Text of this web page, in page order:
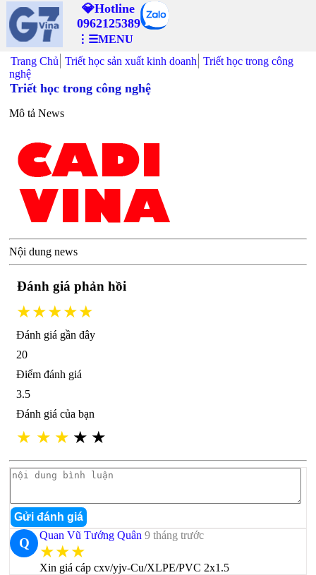
💎Hotline
0962125389
⋮☰MENU
Trang Chủ
Triết học sản xuất kinh doanh
Triết học trong công
nghệ
Triết học trong công nghệ
Mô tả News
Nội dung news
Đánh giá phản hồi
★★★★★
Đánh giá gần đây
20
Điểm đánh giá
3.5
Đánh giá của bạn
★ ★ ★ ★ ★
Gửi đánh giá
Q
Quan Vũ Tướng Quân 9 tháng trước
★★★
Xin giá cáp cxv/yjv-Cu/XLPE/PVC 2x1.5